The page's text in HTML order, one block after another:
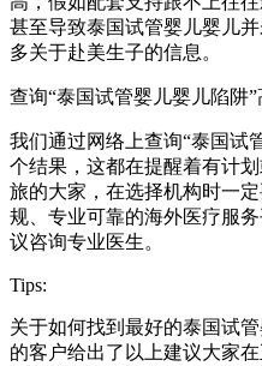
甚至导致泰国试管婴儿婴儿
多关于赴美生子的信息。
查询“泰国试管婴儿婴儿陷阱”
我们通过网络上查询“泰国试
个结果，这都在提醒着有计
旅的大家，在选择机构时一
规、专业可靠的海外医疗服
议咨询专业医生。
Tips:
关于如何找到最好的泰国试
的客户给出了以上建议大家